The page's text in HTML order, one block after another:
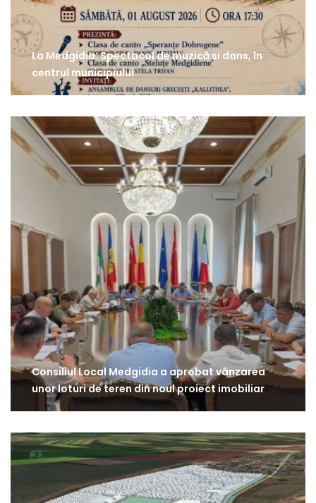
La Medgidia: Spectacol de muzică și dans, în
centrul municipiului
Consiliul Local Medgidia a aprobat vânzarea
unor loturi de teren din noul proiect imobiliar